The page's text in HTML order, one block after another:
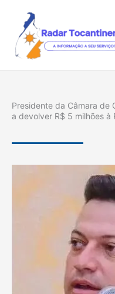
conteúdo
Presidente da Câmara de
a devolver R$ 5 milhões à